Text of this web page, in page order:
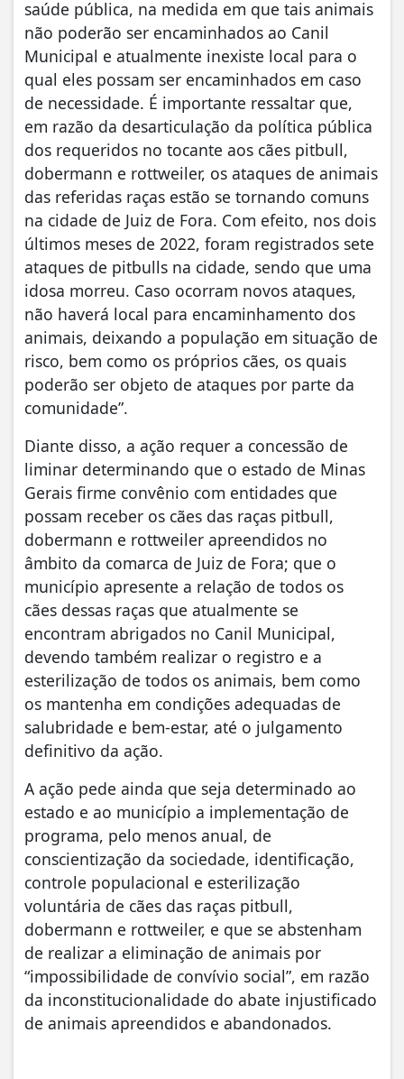
saúde pública, na medida em que tais animais
não poderão ser encaminhados ao Canil
Municipal e atualmente inexiste local para o
qual eles possam ser encaminhados em caso
de necessidade. É importante ressaltar que,
em razão da desarticulação da política pública
dos requeridos no tocante aos cães pitbull,
dobermann e rottweiler, os ataques de animais
das referidas raças estão se tornando comuns
na cidade de Juiz de Fora. Com efeito, nos dois
últimos meses de 2022, foram registrados sete
ataques de pitbulls na cidade, sendo que uma
idosa morreu. Caso ocorram novos ataques,
não haverá local para encaminhamento dos
animais, deixando a população em situação de
risco, bem como os próprios cães, os quais
poderão ser objeto de ataques por parte da
comunidade”.
Diante disso, a ação requer a concessão de
liminar determinando que o estado de Minas
Gerais firme convênio com entidades que
possam receber os cães das raças pitbull,
dobermann e rottweiler apreendidos no
âmbito da comarca de Juiz de Fora; que o
município apresente a relação de todos os
cães dessas raças que atualmente se
encontram abrigados no Canil Municipal,
devendo também realizar o registro e a
esterilização de todos os animais, bem como
os mantenha em condições adequadas de
salubridade e bem-estar, até o julgamento
definitivo da ação.
A ação pede ainda que seja determinado ao
estado e ao município a implementação de
programa, pelo menos anual, de
conscientização da sociedade, identificação,
controle populacional e esterilização
voluntária de cães das raças pitbull,
dobermann e rottweiler, e que se abstenham
de realizar a eliminação de animais por
“impossibilidade de convívio social”, em razão
da inconstitucionalidade do abate injustificado
de animais apreendidos e abandonados.